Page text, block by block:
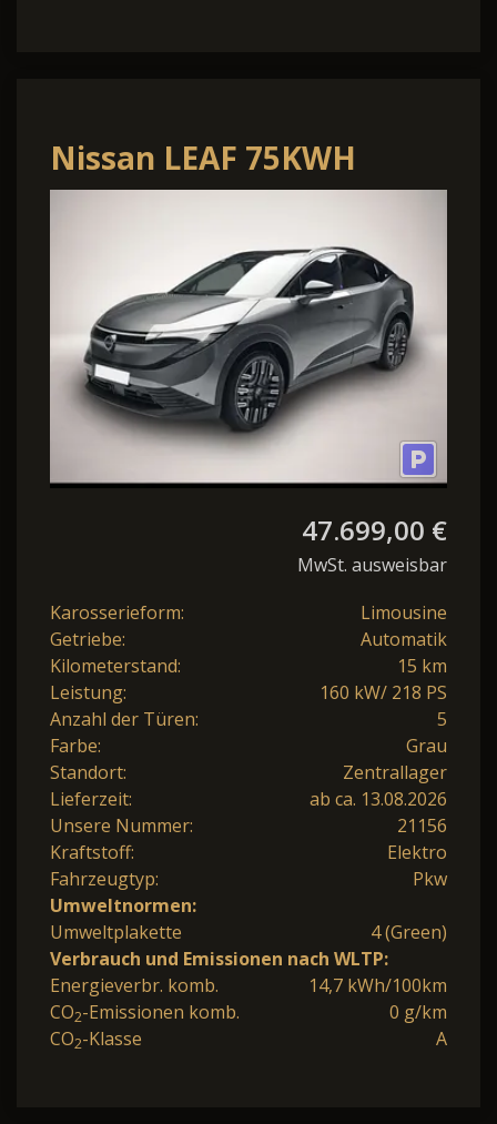
Nissan LEAF 75KWH
MY26 EVOLVE 2-FARBEN
47.699,00 €
MwSt. ausweisbar
Karosserieform:
Limousine
Getriebe:
Automatik
Kilometerstand:
15 km
Leistung:
160 kW/ 218 PS
Anzahl der Türen:
5
Farbe:
Grau
Standort:
Zentrallager
Lieferzeit:
ab ca. 13.08.2026
Unsere Nummer:
21156
Kraftstoff:
Elektro
Fahrzeugtyp:
Pkw
Umweltnormen:
Umweltplakette
4 (Green)
Verbrauch und Emissionen nach WLTP:
Energieverbr. komb.
14,7 kWh/100km
CO2-Emissionen komb.
0 g/km
CO2-Klasse A